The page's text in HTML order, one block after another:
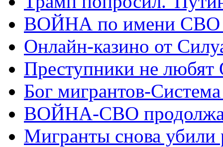
ВОЙНА по имени СВО
Онлайн-казино от
Преступники не
Бог мигрантов-
ВОЙНА-СВО
Мигранты снова убили